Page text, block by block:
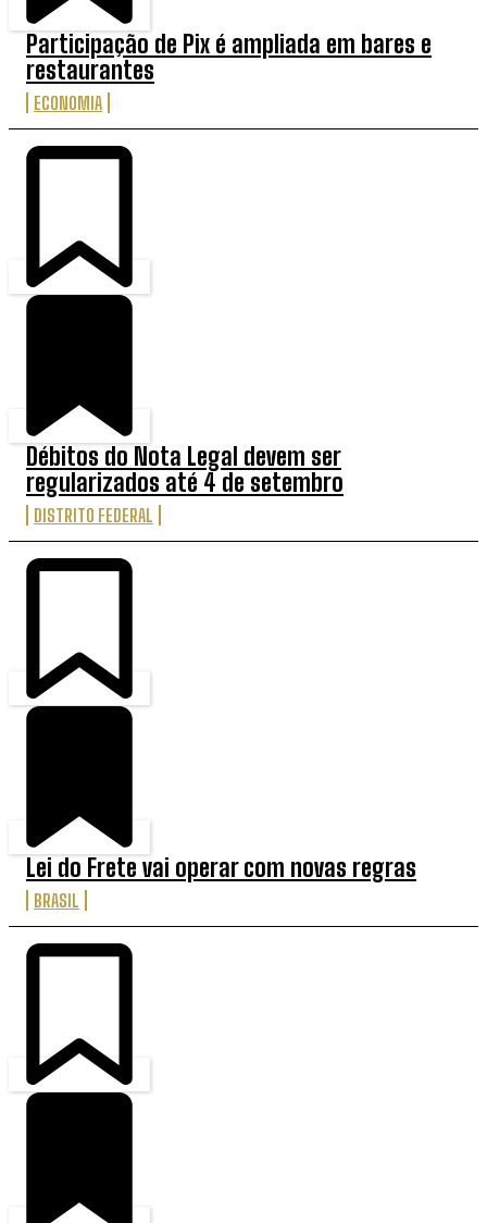
Participação de Pix é ampliada em bares e
restaurantes
ECONOMIA
Débitos do Nota Legal devem ser
regularizados até 4 de setembro
DISTRITO FEDERAL
Lei do Frete vai operar com novas regras
BRASIL